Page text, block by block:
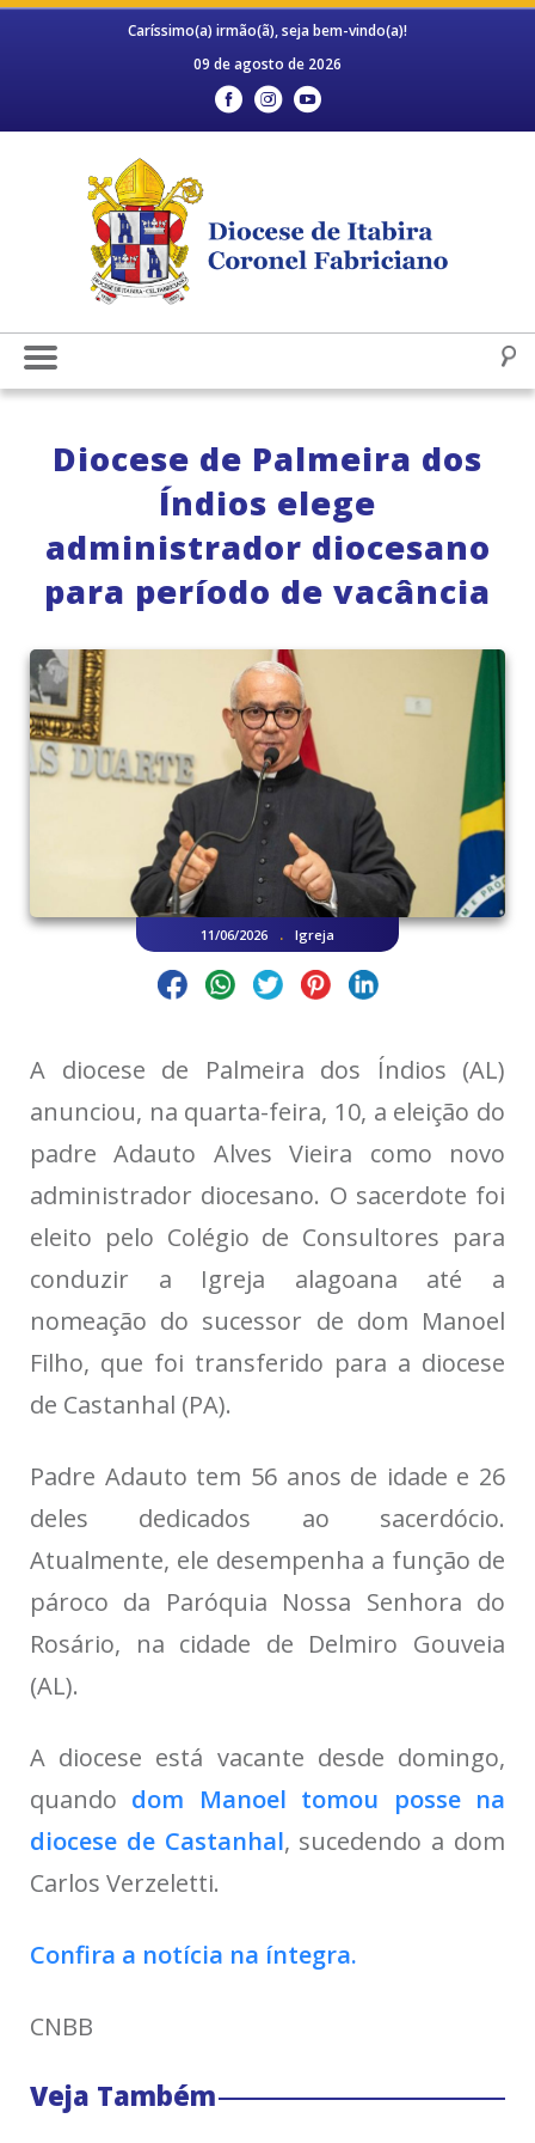
Caríssimo(a) irmão(ã), seja bem-vindo(a)!
09 de agosto de 2026
Diocese de Palmeira dos
Índios elege
administrador diocesano
para período de vacância
11/06/2026 . Igreja
A diocese de Palmeira dos Índios (AL)
anunciou, na quarta-feira, 10, a eleição do
padre Adauto Alves Vieira como novo
administrador diocesano. O sacerdote foi
eleito pelo Colégio de Consultores para
conduzir a Igreja alagoana até a
nomeação do sucessor de dom Manoel
Filho, que foi transferido para a diocese
de Castanhal (PA).
Padre Adauto tem 56 anos de idade e 26
deles dedicados ao sacerdócio.
Atualmente, ele desempenha a função de
pároco da Paróquia Nossa Senhora do
Rosário, na cidade de Delmiro Gouveia
(AL).
A diocese está vacante desde domingo,
quando dom Manoel tomou posse na
diocese de Castanhal, sucedendo a dom
Carlos Verzeletti.
Confira a notícia na íntegra.
CNBB
Veja Também